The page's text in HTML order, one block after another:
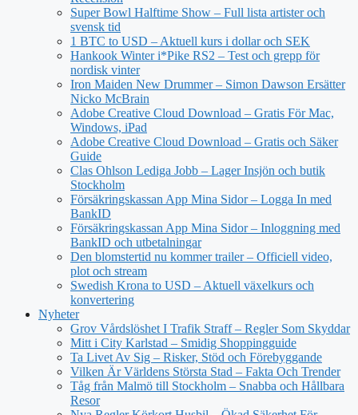
Super Bowl Halftime Show – Full lista artister och
svensk tid
1 BTC to USD – Aktuell kurs i dollar och SEK
Hankook Winter i*Pike RS2 – Test och grepp för
nordisk vinter
Iron Maiden New Drummer – Simon Dawson Ersätter
Nicko McBrain
Adobe Creative Cloud Download – Gratis För Mac,
Windows, iPad
Adobe Creative Cloud Download – Gratis och Säker
Guide
Clas Ohlson Lediga Jobb – Lager Insjön och butik
Stockholm
Försäkringskassan App Mina Sidor – Logga In med
BankID
Försäkringskassan App Mina Sidor – Inloggning med
BankID och utbetalningar
Den blomstertid nu kommer trailer – Officiell video,
plot och stream
Swedish Krona to USD – Aktuell växelkurs och
konvertering
Nyheter
Grov Vårdslöshet I Trafik Straff – Regler Som Skyddar
Mitt i City Karlstad – Smidig Shoppingguide
Ta Livet Av Sig – Risker, Stöd och Förebyggande
Vilken Är Världens Största Stad – Fakta Och Trender
Tåg från Malmö till Stockholm – Snabba och Hållbara
Resor